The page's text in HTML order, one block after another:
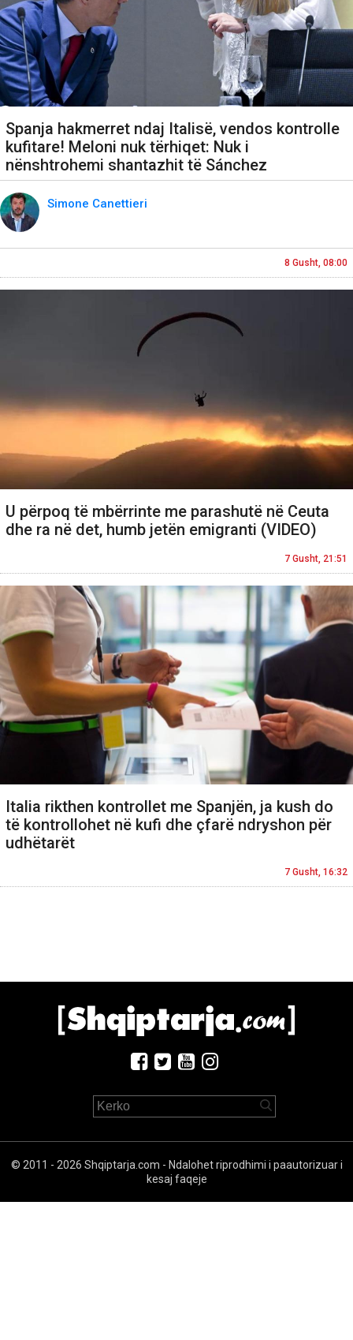
Spanja hakmerret ndaj Italisë, vendos kontrolle
kufitare! Meloni nuk tërhiqet: Nuk i
nënshtrohemi shantazhit të Sánchez
Simone Canettieri
8 Gusht, 08:00
U përpoq të mbërrinte me parashutë në Ceuta
dhe ra në det, humb jetën emigranti (VIDEO)
7 Gusht, 21:51
Italia rikthen kontrollet me Spanjën, ja kush do
të kontrollohet në kufi dhe çfarë ndryshon për
udhëtarët
7 Gusht, 16:32
© 2011 - 2026 Shqiptarja.com - Ndalohet riprodhimi i paautorizuar i
kesaj faqeje